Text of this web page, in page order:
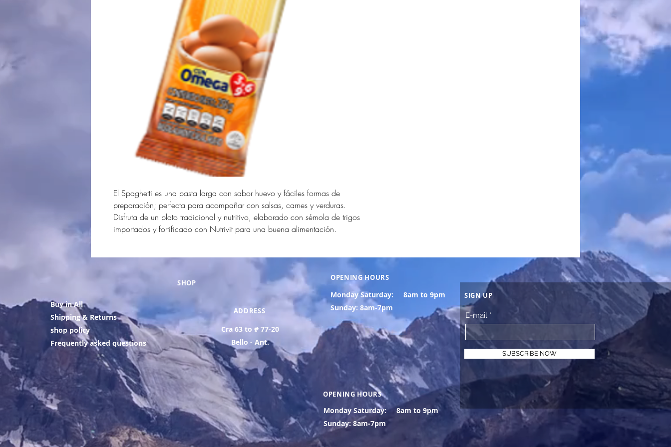
El Spaghetti es una pasta larga con sabor huevo y fáciles formas de
preparación; perfecta para acompañar con salsas, carnes y verduras.
Disfruta de un plato tradicional y nutritivo, elaborado con sémola de trigos
importados y fortificado con Nutrivit para una buena alimentación.
SHOP
Buy in All
Shipping & Returns
shop policy
Frequently asked questions
ADDRESS
Cra 63 to # 77-20
Bello - Ant.
OPENING HOURS
Monday Saturday:
8am to 9pm
Sunday: 8am-7pm
OPENING HOURS
Monday Saturday:
8am to 9pm
Sunday: 8am-7pm
SIGN UP
E-mail
SUBSCRIBE NOW